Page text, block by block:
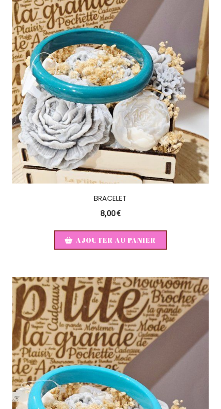
BRACELET
8,00€
AJOUTER AU PANIER